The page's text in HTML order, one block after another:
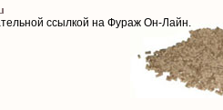
ссылкой на Фураж Он-Лайн.